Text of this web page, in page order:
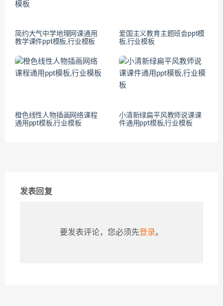
简约大气中学地理网课通用
教学课件ppt模板,行业模板
爱国主义教育主题班会ppt模
板,行业模板
橙色线性人物插画网络课程
通用ppt模板,行业模板
小清新绿扁平风教师说课课
件通用ppt模板,行业模板
发表回复
要发表评论，您必须先登录。